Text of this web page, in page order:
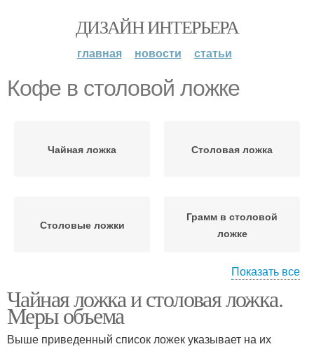
ДИЗАЙН ИНТЕРЬЕРА
главная новости статьи
Кофе в столовой ложке
Чайная ложка Столовая ложка
Столовые ложки
Грамм в столовой
ложке
Муки в столовой ложке Ложка в граммах
Показать все
Чайная ложка и столовая ложка.
Меры объема
Выше приведенный список ложек указывает на их